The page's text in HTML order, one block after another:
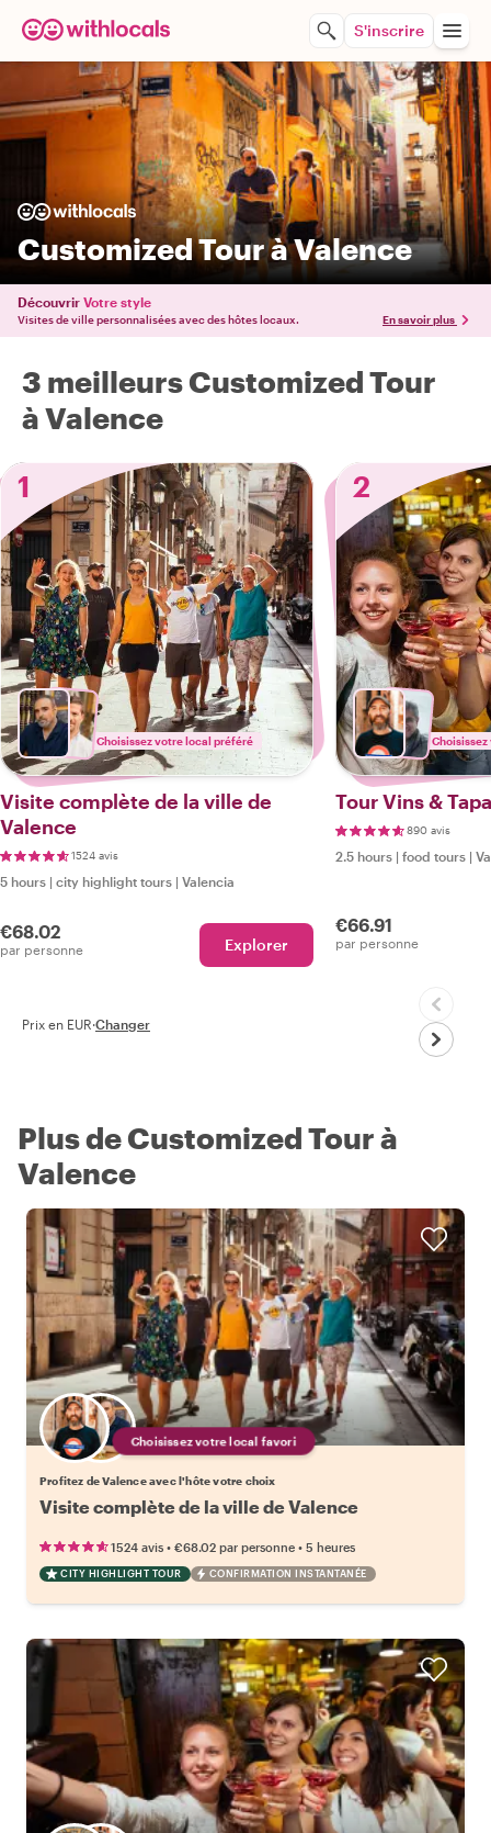
S'inscrire
Customized Tour à Valence
Découvrir Votre style
Visites de ville personnalisées avec des hôtes locaux. En savoir plus
3 meilleurs Customized Tour
à Valence
1
Choisissez votre local préféré
Visite complète de la ville de
Valence
1524 avis
5 hours | city highlight tours | Valencia
€68.02
par personne Explorer
2
Tour Vins &
890 avis
2.5 hours | food tours |
€66.91
par personne
Prix en EUR·Changer
Plus de Customized Tour à
Valence
Choisissez votre local favori
Profitez de Valence avec l'hôte votre choix
Visite complète de la ville de Valence
1524 avis • €68.02 par personne • 5 heures
CITY HIGHLIGHT TOUR CONFIRMATION INSTANTANÉE